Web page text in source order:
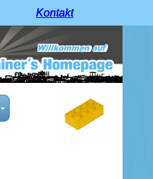
Kontakt
Kontakt
Kontakt